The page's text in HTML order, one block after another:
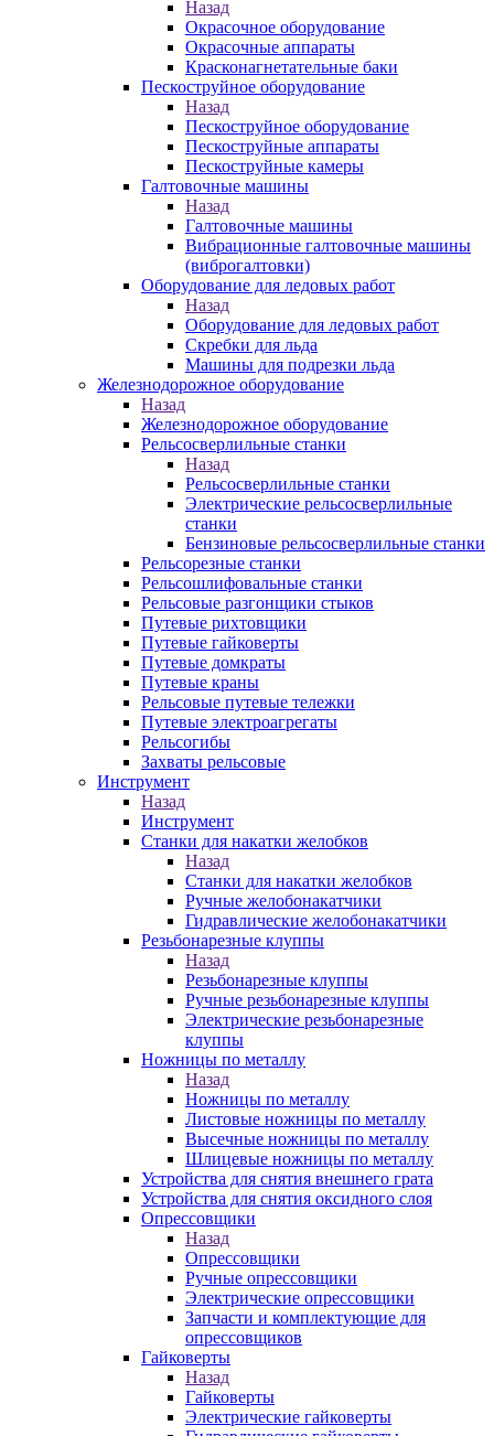
Назад
Окрасочное оборудование
Окрасочные аппараты
Красконагнетательные баки
Пескоструйное оборудование
Назад
Пескоструйное оборудование
Пескоструйные аппараты
Пескоструйные камеры
Галтовочные машины
Назад
Галтовочные машины
Вибрационные галтовочные машины
(виброгалтовки)
Оборудование для ледовых работ
Назад
Оборудование для ледовых работ
Скребки для льда
Машины для подрезки льда
Железнодорожное оборудование
Назад
Железнодорожное оборудование
Рельсосверлильные станки
Назад
Рельсосверлильные станки
Электрические рельсосверлильные
станки
Бензиновые рельсосверлильные станки
Рельсорезные станки
Рельсошлифовальные станки
Рельсовые разгонщики стыков
Путевые рихтовщики
Путевые гайковерты
Путевые домкраты
Путевые краны
Рельсовые путевые тележки
Путевые электроагрегаты
Рельсогибы
Захваты рельсовые
Инструмент
Назад
Инструмент
Станки для накатки желобков
Назад
Станки для накатки желобков
Ручные желобонакатчики
Гидравлические желобонакатчики
Резьбонарезные клуппы
Назад
Резьбонарезные клуппы
Ручные резьбонарезные клуппы
Электрические резьбонарезные
клуппы
Ножницы по металлу
Назад
Ножницы по металлу
Листовые ножницы по металлу
Высечные ножницы по металлу
Шлицевые ножницы по металлу
Устройства для снятия внешнего грата
Устройства для снятия оксидного слоя
Опрессовщики
Назад
Опрессовщики
Ручные опрессовщики
Электрические опрессовщики
Запчасти и комплектующие для
опрессовщиков
Гайковерты
Назад
Гайковерты
Электрические гайковерты